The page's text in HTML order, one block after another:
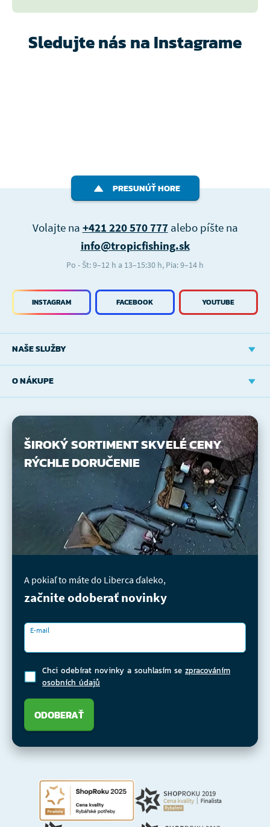
Sledujte nás na Instagrame
PRESUNÚŤ HORE
NAŠE SLUŽBY
O NÁKUPE
INSTAGRAM FACEBOOK YOUTUBE
Volajte na +421 220 570 777alebo píšte na
info@tropicfishing.sk
Po - Št: 9–12 h a 13–15:30 h, Pia: 9–14 h
ŠIROKÝ SORTIMENTSKVELÉ CENY
RÝCHLE DORUČENIE
A pokiaľ to máte do Liberca ďaleko,
začnite odoberať novinky
E-mail
Chci odebírat novinky a souhlasím se zpracováním
osobních údajů
ODOBERAŤ